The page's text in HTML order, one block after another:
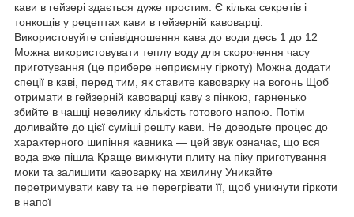
кави в гейзері здається дуже простим. Є кілька секретів і
тонкощів у рецептах кави в гейзерній кавоварці.
Використовуйте співвідношення кава до води десь 1 до 12
Можна використовувати теплу воду для скорочення часу
приготування (це прибере неприємну гіркоту) Можна додати
спеції в каві, перед тим, як ставите кавоварку на вогонь Щоб
отримати в гейзерній кавоварці каву з пінкою, гарненько
збийте в чашці невелику кількість готового напою. Потім
доливайте до цієї суміші решту кави. Не доводьте процес до
характерного шипіння кавника — цей звук означає, що вся
вода вже пішла Краще вимкнути плиту на піку приготування
моки та залишити кавоварку на хвилину Уникайте
перетримувати каву та не перегрівати її, щоб уникнути гіркоти
в напої